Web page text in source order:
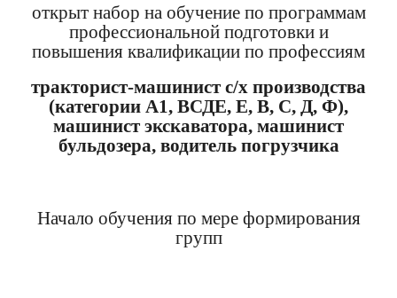
открыт набор на обучение по программам
профессиональной подготовки и
повышения квалификации по профессиям
тракторист-машинист с/х производства
(категории А1, ВСДЕ, Е, В, С, Д, Ф),
машинист экскаватора, машинист
бульдозера, водитель погрузчика
Начало обучения по мере формирования
групп